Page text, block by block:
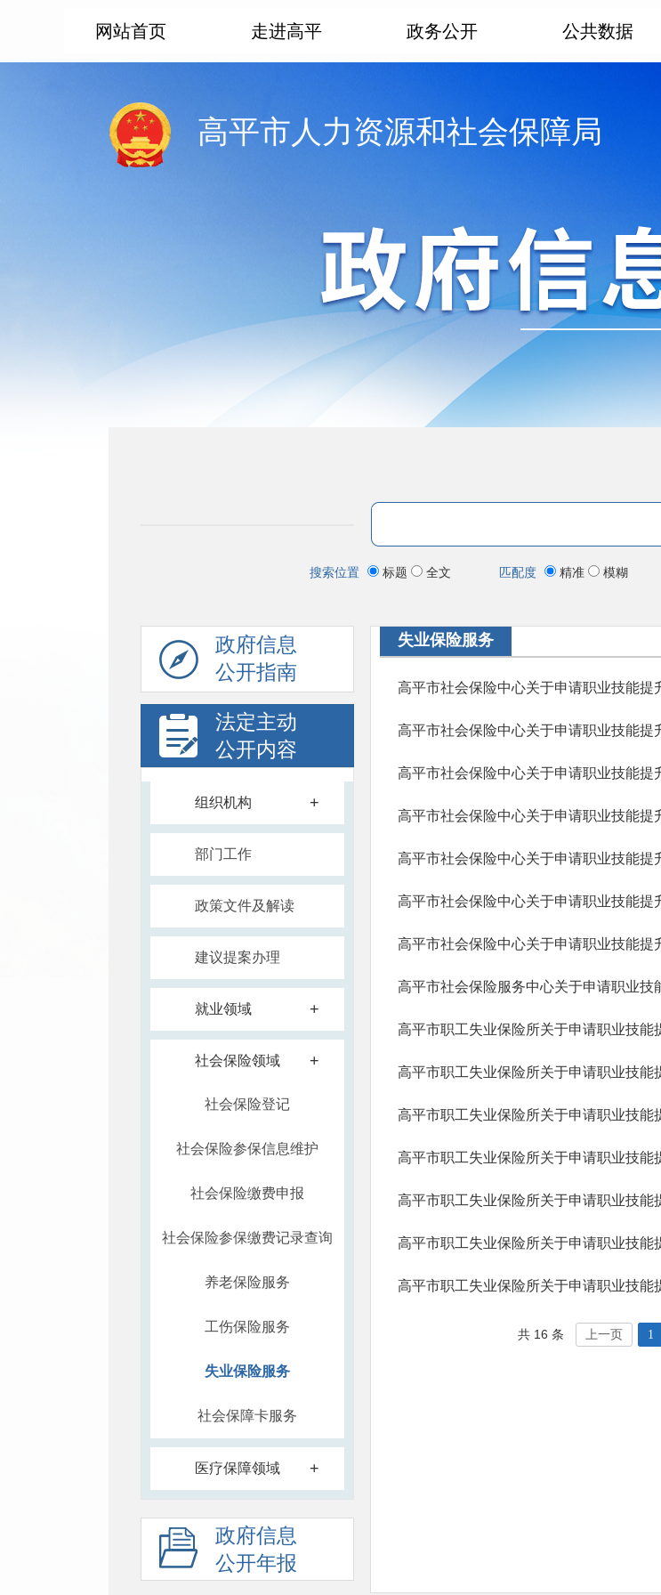
网站首页 走进高平 政务公开 公共数据
高平市人力资源和社会保障局
搜索位置 标题 全文 匹配度 精准 模糊
政府信息
公开指南
法定主动
公开内容
组织机构 +
部门工作
政策文件及解读
建议提案办理
就业领域 +
社会保险领域 +
社会保险登记
社会保险参保信息维护
社会保险缴费申报
社会保险参保缴费记录查询
养老保险服务
工伤保险服务
失业保险服务
社会保障卡服务
医疗保障领域 +
政府信息
公开年报
失业保险服务
高平市社会保险中心关于申请职业技能提
高平市社会保险中心关于申请职业技能提
高平市社会保险中心关于申请职业技能提
高平市社会保险中心关于申请职业技能提
高平市社会保险中心关于申请职业技能提
高平市社会保险中心关于申请职业技能提
高平市社会保险中心关于申请职业技能提
高平市社会保险服务中心关于申请职业技
高平市职工失业保险所关于申请职业技能
高平市职工失业保险所关于申请职业技能
高平市职工失业保险所关于申请职业技能
高平市职工失业保险所关于申请职业技能
高平市职工失业保险所关于申请职业技能
高平市职工失业保险所关于申请职业技能
高平市职工失业保险所关于申请职业技能
共 16 条 上一页 1